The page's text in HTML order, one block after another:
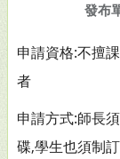
發布
申請資格:不擅
者
申請方式:師長
碟,學生也須制